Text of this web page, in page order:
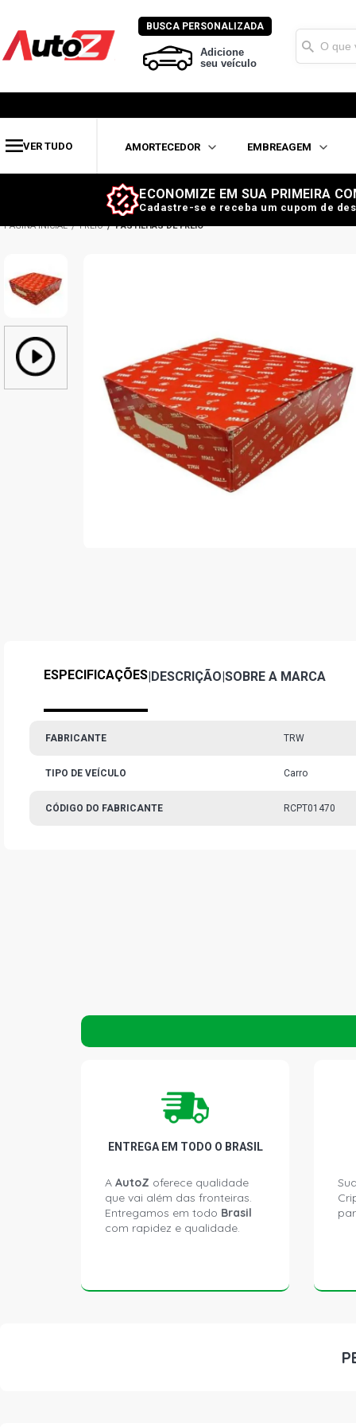
BUSCA PERSONALIZADA
Adicione
seu veículo
VER TUDO AMORTECEDOR EMBREAGEM
ECONOMIZE EM SUA PRIMEIRA
Cadastre-se e receba um cupom de
FREIO PASTILHAS DE FREIO
ESPECIFICAÇÕES|DESCRIÇÃO|SOBRE A MARCA
FABRICANTE TRW
TIPO DE VEÍCULO Carro
CÓDIGO DO FABRICANTE RCPT01470
ENTREGA EM TODO O BRASIL
A AutoZ oferece qualidade
que vai além das fronteiras.
Entregamos em todo Brasil
com rapidez e qualidade.